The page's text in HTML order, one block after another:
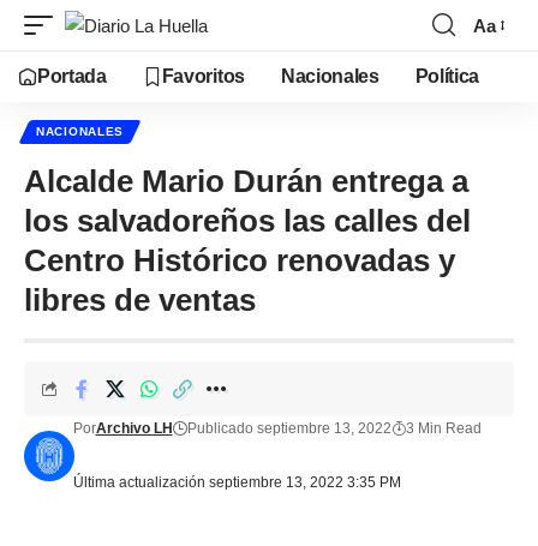
Aa
Portada Favoritos Nacionales Política
NACIONALES
Alcalde Mario Durán entrega a
los salvadoreños las calles del
Centro Histórico renovadas y
libres de ventas
Última actualización septiembre 13, 2022 3:35 PM
PorArchivo LH Publicado septiembre 13, 2022 3 Min Read